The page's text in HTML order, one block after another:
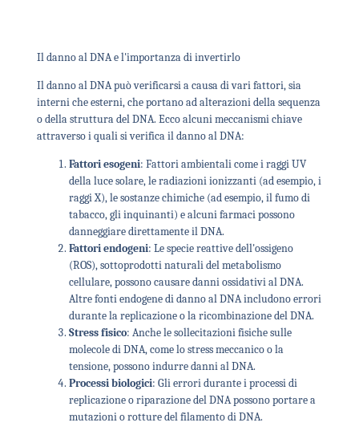
Il danno al DNA e l'importanza di invertirlo
Il danno al DNA può verificarsi a causa di vari fattori, sia
interni che esterni, che portano ad alterazioni della sequenza
o della struttura del DNA. Ecco alcuni meccanismi chiave
attraverso i quali si verifica il danno al DNA:
Fattori esogeni: Fattori ambientali come i raggi UV
della luce solare, le radiazioni ionizzanti (ad esempio, i
raggi X), le sostanze chimiche (ad esempio, il fumo di
tabacco, gli inquinanti) e alcuni farmaci possono
danneggiare direttamente il DNA.
Fattori endogeni: Le specie reattive dell'ossigeno
(ROS), sottoprodotti naturali del metabolismo
cellulare, possono causare danni ossidativi al DNA.
Altre fonti endogene di danno al DNA includono errori
durante la replicazione o la ricombinazione del DNA.
Stress fisico: Anche le sollecitazioni fisiche sulle
molecole di DNA, come lo stress meccanico o la
tensione, possono indurre danni al DNA.
Processi biologici: Gli errori durante i processi di
replicazione o riparazione del DNA possono portare a
mutazioni o rotture del filamento di DNA.